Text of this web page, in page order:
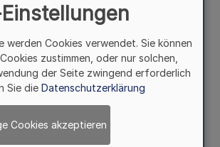
des Verwaltungsrates
der VRR AöR
Rhein-Ruhr AöR v. 23.2.2010
die Sitzung des Verwaltungsrates der
2010 finden folgende Sitzungen der
werden Cookies verwendet. Sie können
zustimmen, oder nur solchen,
der Seite zwingend erforderlich
Sie die Datenschutzerklärung
Cookies akzeptieren